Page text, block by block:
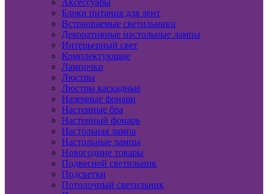
Аксессуары
Блоки питания для лент
Встраиваемые светильники
Декоративные настольные лампы
Интерьерный свет
Комплектующие
Лампочки
Люстры
Люстры каскадные
Наземные фонари
Настенные бра
Настенный фонарь
Настольная лампа
Настольные лампы
Новогодние товары
Подвесной светильник
Подсветки
Потолочный светильник